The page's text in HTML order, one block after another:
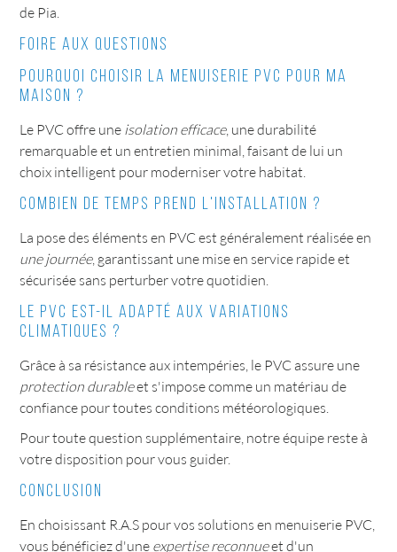
de Pia.
Foire aux questions
Pourquoi choisir la menuiserie PVC pour ma
maison ?
Le PVC offre une isolation efficace, une durabilité
remarquable et un entretien minimal, faisant de lui un
choix intelligent pour moderniser votre habitat.
Combien de temps prend l'installation ?
La pose des éléments en PVC est généralement réalisée en
une journée, garantissant une mise en service rapide et
sécurisée sans perturber votre quotidien.
Le PVC est-il adapté aux variations
climatiques ?
Grâce à sa résistance aux intempéries, le PVC assure une
protection durableet s'impose comme un matériau de
confiance pour toutes conditions météorologiques.
Pour toute question supplémentaire, notre équipe reste à
votre disposition pour vous guider.
Conclusion
En choisissant R.A.S pour vos solutions en menuiserie PVC,
vous bénéficiez d'une expertise reconnueet d'un